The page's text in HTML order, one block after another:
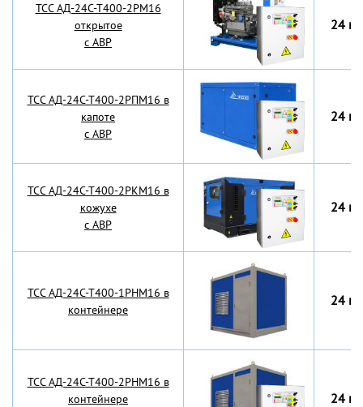
TCC АД-24С-Т400-2РМ16
открытое
с АВР
24
TCC АД-24С-Т400-2РПМ16 в
капоте
с АВР
24
TCC АД-24С-Т400-2РКМ16 в
кожухе
с АВР
24
TCC АД-24С-Т400-1РНМ16 в
контейнере
24
TCC АД-24С-Т400-2РНМ16 в
контейнере
24